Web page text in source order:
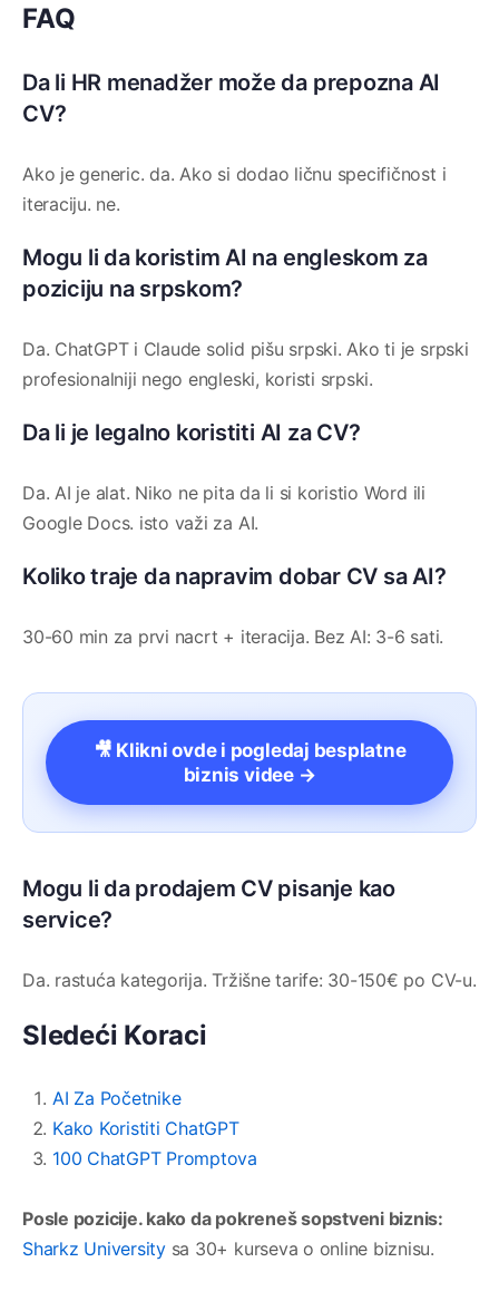
FAQ
Da li HR menadžer može da prepozna AI
CV?
Ako je generic. da. Ako si dodao ličnu specifičnost i
iteraciju. ne.
Mogu li da koristim AI na engleskom za
poziciju na srpskom?
Da. ChatGPT i Claude solid pišu srpski. Ako ti je srpski
profesionalniji nego engleski, koristi srpski.
Da li je legalno koristiti AI za CV?
Da. AI je alat. Niko ne pita da li si koristio Word ili
Google Docs. isto važi za AI.
Koliko traje da napravim dobar CV sa AI?
30-60 min za prvi nacrt + iteracija. Bez AI: 3-6 sati.
🎥 Klikni ovde i pogledaj besplatne
biznis videe →
Mogu li da prodajem CV pisanje kao
service?
Da. rastuća kategorija. Tržišne tarife: 30-150€ po CV-u.
Sledeći Koraci
AI Za Početnike
Kako Koristiti ChatGPT
100 ChatGPT Promptova
Posle pozicije. kako da pokreneš sopstveni biznis:
Sharkz Universitysa 30+ kurseva o online biznisu.